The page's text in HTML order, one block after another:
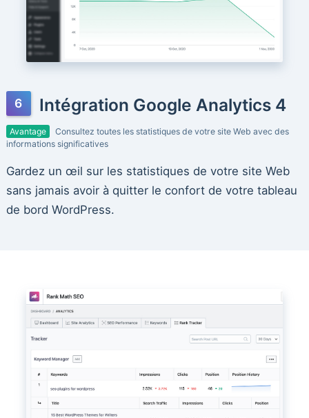
Intégration Google Analytics 4
Avantage
Consultez toutes les statistiques de votre site Web avec des
informations significatives
Gardez un œil sur les statistiques de votre site Web
sans jamais avoir à quitter le confort de votre tableau
de bord WordPress.